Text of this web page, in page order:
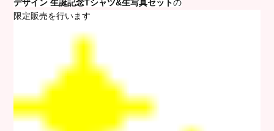
デザイン 生誕記念Tシャツ&生写真セットの
限定販売を行います